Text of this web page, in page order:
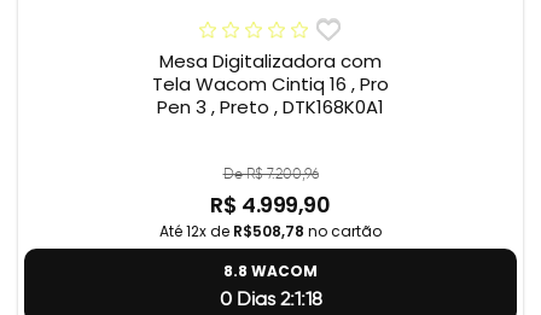
Mesa Digitalizadora com
Tela Wacom Cintiq 16 , Pro
Pen 3 , Preto , DTK168K0A1
De R$ 7.200,96
R$ 4.999,90
Até 12x de R$508,78 no cartão
8.8 WACOM
0 Dias 2:1:17